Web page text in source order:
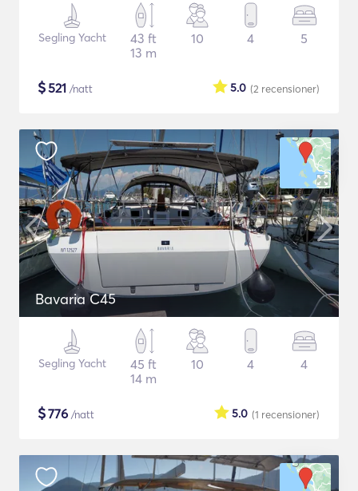
Segling Yacht
43 ft
13 m
10 4 5
$521 /natt (2 recensioner)
5.0
Bavaria C45
Segling Yacht
45 ft
14 m
10 4 4
$776 /natt (1 recensioner)
5.0